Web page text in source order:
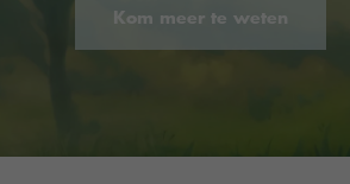
Kom meer te weten